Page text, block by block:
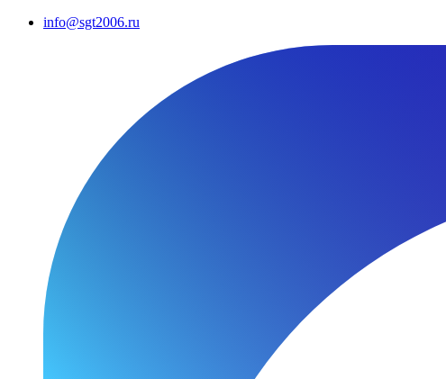
info@sgt2006.ru